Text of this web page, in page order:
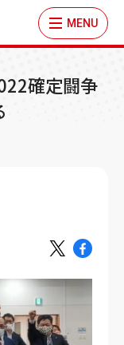
MENU
確定闘争